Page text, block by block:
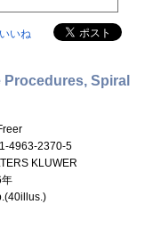
いいね
Spiral
1-4963-2370-5
KLUWER
年